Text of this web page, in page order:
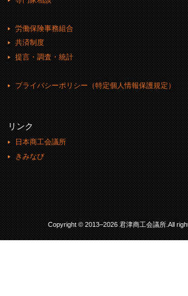
労働保険事務組合
共済制度
提言・調査・統計
プライバシーポリシー（特定個人情報保護規定）
リンク
日本商工会議所
きみなび
Copyright © 2013–2026 君津商工会議所.All